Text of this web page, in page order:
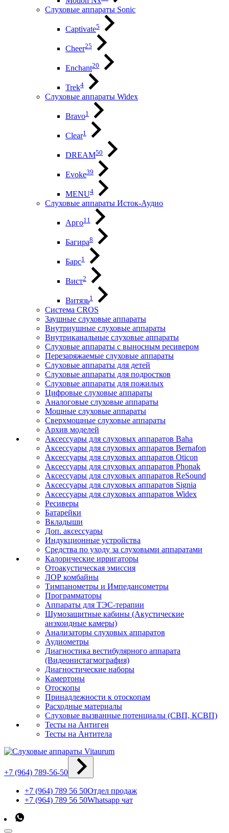
Слуховые аппараты Sonic
Captivate5
Cheer25
Enchant20
Trek4
Слуховые аппараты Widex
Bravo1
Clear1
DREAM50
Evoke39
MENU4
Слуховые аппараты Исток-Аудио
Арго11
Багира8
Барс1
Вист2
Витязь1
Система CROS
Заушные слуховые аппараты
Внутриушные слуховые аппараты
Внутриканальные слуховые аппараты
Слуховые аппараты с выносным ресивером
Перезаряжаемые слуховые аппараты
Слуховые аппараты для детей
Слуховые аппараты для подростков
Слуховые аппараты для пожилых
Цифровые слуховые аппараты
Аналоговые слуховые аппараты
Мощные слуховые аппараты
Сверхмощные слуховые аппараты
Архив моделей
Аксессуары для слуховых аппаратов Baha
Аксессуары для слуховых аппаратов Bernafon
Аксессуары для слуховых аппаратов Oticon
Аксессуары для слуховых аппаратов Phonak
Аксессуары для слуховых аппаратов ReSound
Аксессуары для слуховых аппаратов Signia
Аксессуары для слуховых аппаратов Widex
Ресиверы
Батарейки
Вкладыши
Доп. аксессуары
Индукционные устройства
Средства по уходу за слуховыми аппаратами
Калорические ирригаторы
Отоакустическая эмиссия
ЛОР комбайны
Тимпанометры и Импедансометры
Программаторы
Аппараты для ТЭС-терапии
Шумозащитные кабины (Акустические
анэхоидные камеры)
Анализаторы слуховых аппаратов
Аудиометры
Диагностика вестибулярного аппарата
(Видеонистагмография)
Диагностические наборы
Камертоны
Отоскопы
Принадлежности к отоскопам
Расходные материалы
Слуховые вызванные потенциалы (СВП, КСВП)
Тесты на Антиген
Тесты на Антитела
+7 (964) 789-56-50
+7 (964) 789 56 50Отдел продаж
+7 (964) 789 56 50Whatsapp чат